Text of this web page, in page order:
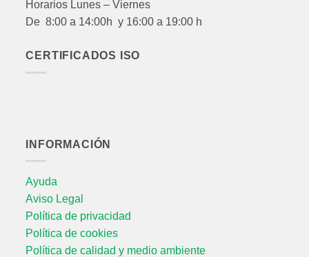
Horarios Lunes – Viernes
De 8:00 a 14:00h y 16:00 a 19:00 h
CERTIFICADOS ISO
INFORMACIÓN
Ayuda
Aviso Legal
Política de privacidad
Política de cookies
Política de calidad y medio ambiente